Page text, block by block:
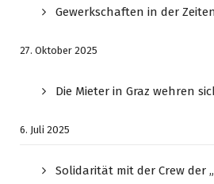
Gewerkschaften in der
27. Oktober 2025
Die Mieter in Graz wehren
6. Juli 2025
Solidarität mit der Crew der